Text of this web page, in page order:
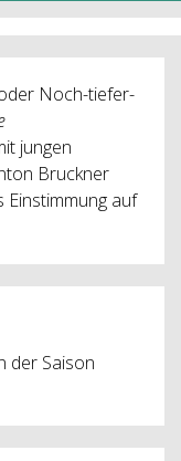
Noch-tiefer-
jungen
Bruckner
Einstimmung auf
der Saison